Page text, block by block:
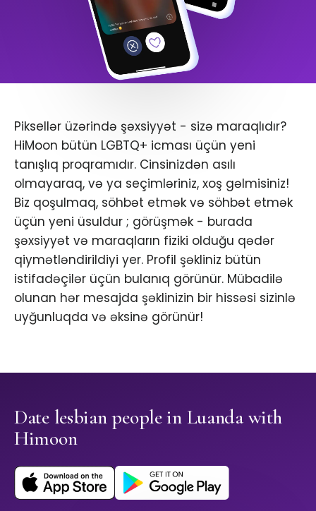
Piksellər üzərində şəxsiyyət - sizə maraqlıdır?
HiMoon bütün LGBTQ+ icması üçün yeni
tanışlıq proqramıdır. Cinsinizdən asılı
olmayaraq, və ya seçimləriniz, xoş gəlmisiniz!
Biz qoşulmaq, söhbət etmək və söhbət etmək
üçün yeni üsuldur ; görüşmək - burada
şəxsiyyət və maraqların fiziki olduğu qədər
qiymətləndirildiyi yer. Profil şəkliniz bütün
istifadəçilər üçün bulanıq görünür. Mübadilə
olunan hər mesajda şəklinizin bir hissəsi sizinlə
uyğunluqda və əksinə görünür!
Date lesbian people in Luanda with
Himoon